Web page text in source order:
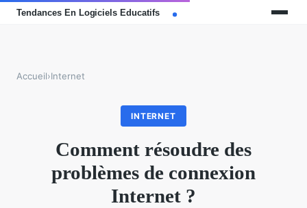
Accueil›Internet
INTERNET
Comment résoudre des
problèmes de connexion
Internet ?